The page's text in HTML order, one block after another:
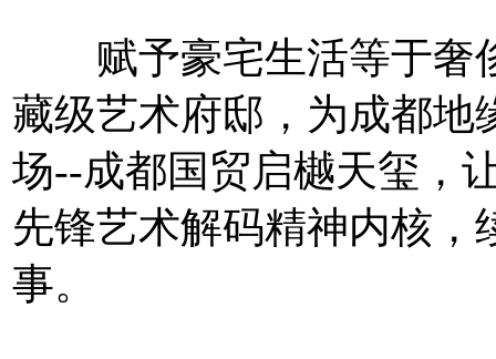
赋予豪宅生活等于奢
藏级艺术府邸，为成都地
场--成都国贸启樾天玺，
先锋艺术解码精神内核，
事。